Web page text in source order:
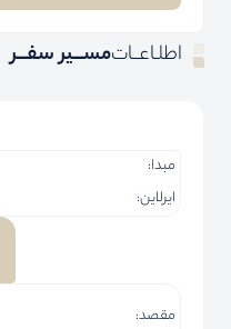
اطلـاعــاتمســـیر سفـــر
مبدا:
ایرلاین:
مقصد: